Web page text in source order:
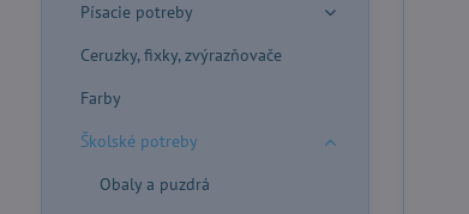
Písacie potreby
Ceruzky, fixky, zvýrazňovače
Farby
Školské potreby
Obaly a puzdrá